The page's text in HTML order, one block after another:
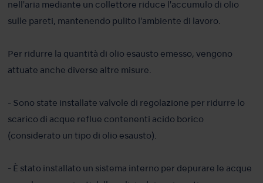
nell'aria mediante un collettore riduce l'accumulo di olio
sulle pareti, mantenendo pulito l'ambiente di lavoro.
Per ridurre la quantità di olio esausto emesso, vengono
attuate anche diverse altre misure.
- Sono state installate valvole di regolazione per ridurre lo
scarico di acque reflue contenenti acido borico
(considerato un tipo di olio esausto).
- È stato installato un sistema interno per depurare le acque